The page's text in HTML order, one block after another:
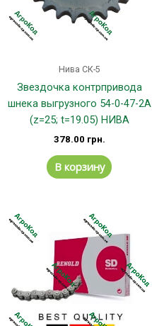
Нива СК-5
Звездочка контрпривода
шнека выгрузного 54-0-47-2А
(z=25; t=19.05) НИВА
378.00 грн.
В корзину